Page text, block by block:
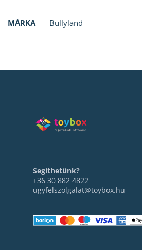
MÁRKA Bullyland
Segíthetünk?
+36 30 882 4822
ugyfelszolgalat@toybox.hu